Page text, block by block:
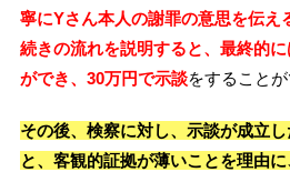
寧にYさん本人の謝罪の意思を伝え
続きの流れを説明すると、最終的
ができ、30万円で示談をすることが
その後、検察に対し、示談が成立
と、客観的証拠が薄いことを理由